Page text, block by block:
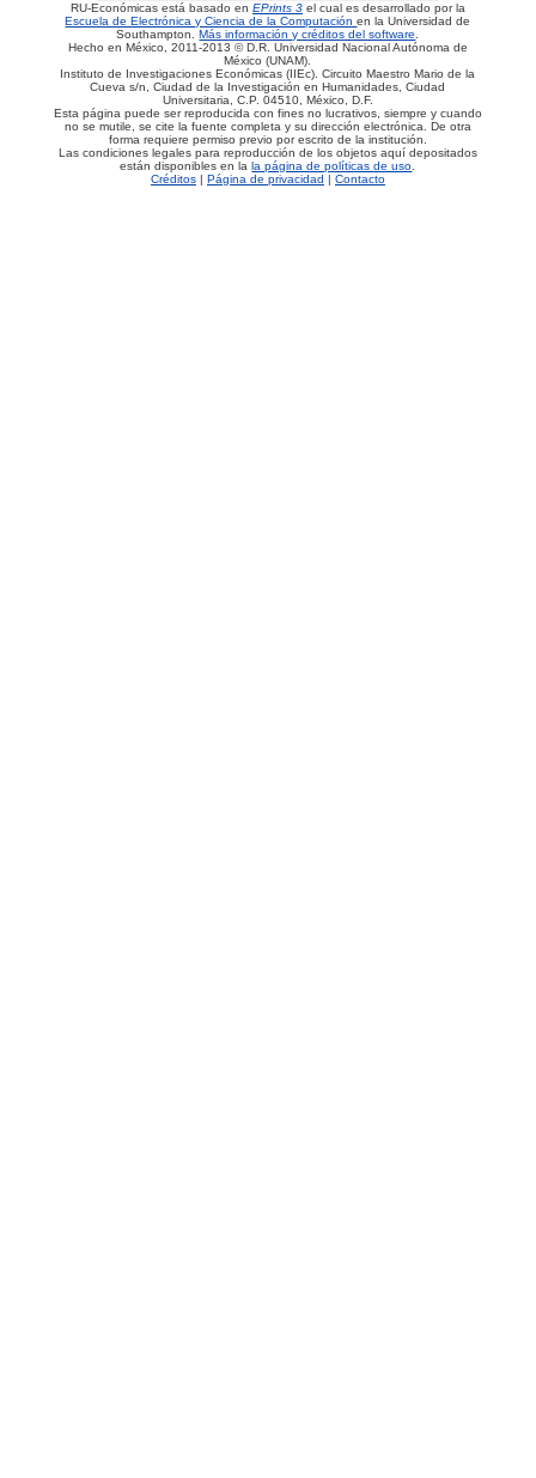
RU-Económicas está basado en EPrints 3 el cual es desarrollado por la
Escuela de Electrónica y Ciencia de la Computaciónen la Universidad de
Southampton.Más información y créditos del software.
Hecho en México, 2011-2013 © D.R. Universidad Nacional Autónoma de
México (UNAM).
Instituto de Investigaciones Económicas (IIEc). Circuito Maestro Mario de la
Cueva s/n, Ciudad de la Investigación en Humanidades, Ciudad
Universitaria, C.P. 04510, México, D.F.
Esta página puede ser reproducida con fines no lucrativos, siempre y cuando
no se mutile, se cite la fuente completa y su dirección electrónica. De otra
forma requiere permiso previo por escrito de la institución.
Las condiciones legales para reproducción de los objetos aquí depositados
están disponibles en lala página de políticas de uso.
Créditos| Página de privacidad | Contacto